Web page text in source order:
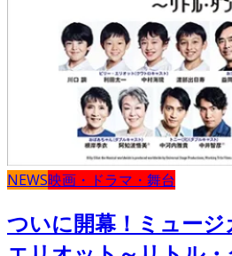
NEWS映画・ドラマ・舞台
ついに開幕！ミュージ